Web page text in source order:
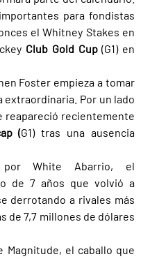
para fondistas
Club Gold Cup
Foster empieza a tomar
extraordinaria. Por un lado
reapareció recientemente
(G1) tras una ausencia
White Abarrio, el
de 7 años que volvió a
derrotando a rivales más
de 7,7 millones de dólares
Magnitude, el caballo que